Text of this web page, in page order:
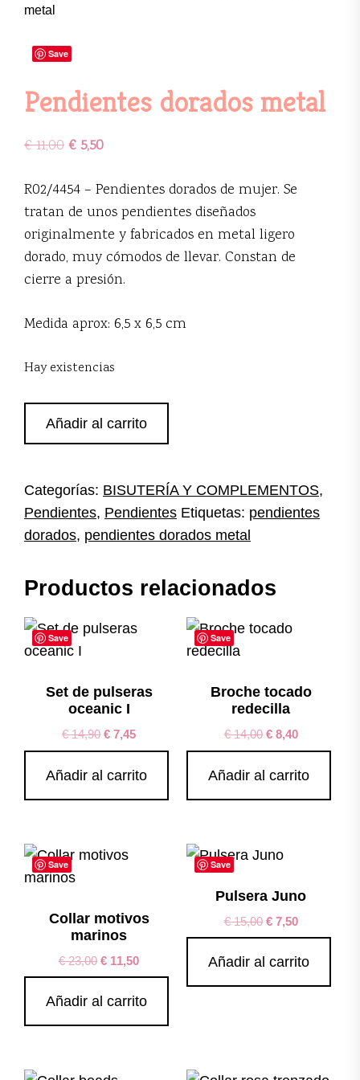
metal
Save
Pendientes dorados metal
€11,00€ 5,50
R02/4454 – Pendientes dorados de mujer. Se
tratan de unos pendientes diseñados
originalmente y fabricados en metal ligero
dorado, muy cómodos de llevar. Constan de
cierre a presión.
Medida aprox: 6,5 x 6,5 cm
Hay existencias
dorados
Añadir al carrito
Categorías: BISUTERÍA Y COMPLEMENTOS,
Pendientes, Pendientes Etiquetas: pendientes
dorados, pendientes dorados metal
Productos relacionados
Save
Set de pulseras
oceanic I
€14,90 € 7,45
Añadir al carrito
Save
Broche tocado
redecilla
€14,00 €8,40
Añadir al carrito
Save
Collar motivos
marinos
€23,00 € 11,50
Añadir al carrito
Save
Pulsera Juno
€15,00 €7,50
Añadir al carrito